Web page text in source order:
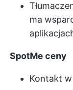
ma
SpotMe ceny
Kontakt